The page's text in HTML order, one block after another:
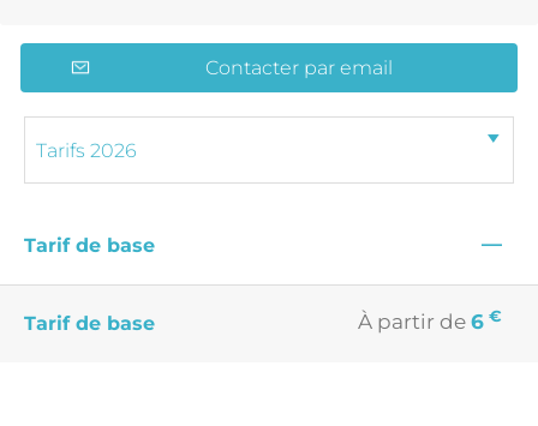
Contacter par email
Tarif de base —
Tarif de base À partir de 6 €